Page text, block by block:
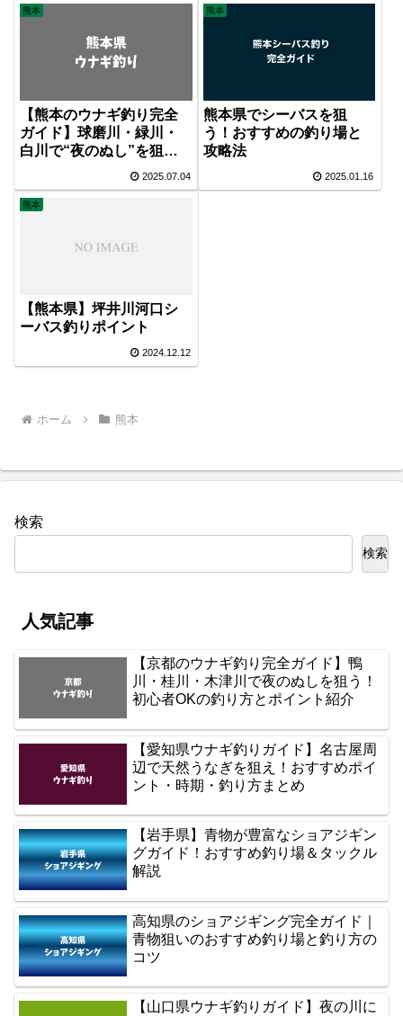
熊本
【熊本のウナギ釣り完全
ガイド】球磨川・緑川・
白川で“夜のぬし”を狙
う！初心者OKのおすすめ
ポイント＆釣り方
2025.07.04
熊本
熊本県でシーバスを狙
う！おすすめの釣り場と
攻略法
2025.01.16
熊本
【熊本県】坪井川河口シ
ーバス釣りポイント
2024.12.12
ホーム 熊本
検索
検索
人気記事
【京都のウナギ釣り完全ガイド】鴨
川・桂川・木津川で夜のぬしを狙う！
初心者OKの釣り方とポイント紹介
【愛知県ウナギ釣りガイド】名古屋周
辺で天然うなぎを狙え！おすすめポイ
ント・時期・釣り方まとめ
【岩手県】青物が豊富なショアジギン
グガイド！おすすめ釣り場＆タックル
解説
高知県のショアジギング完全ガイド｜
青物狙いのおすすめ釣り場と釣り方の
コツ
【山口県ウナギ釣りガイド】夜の川に